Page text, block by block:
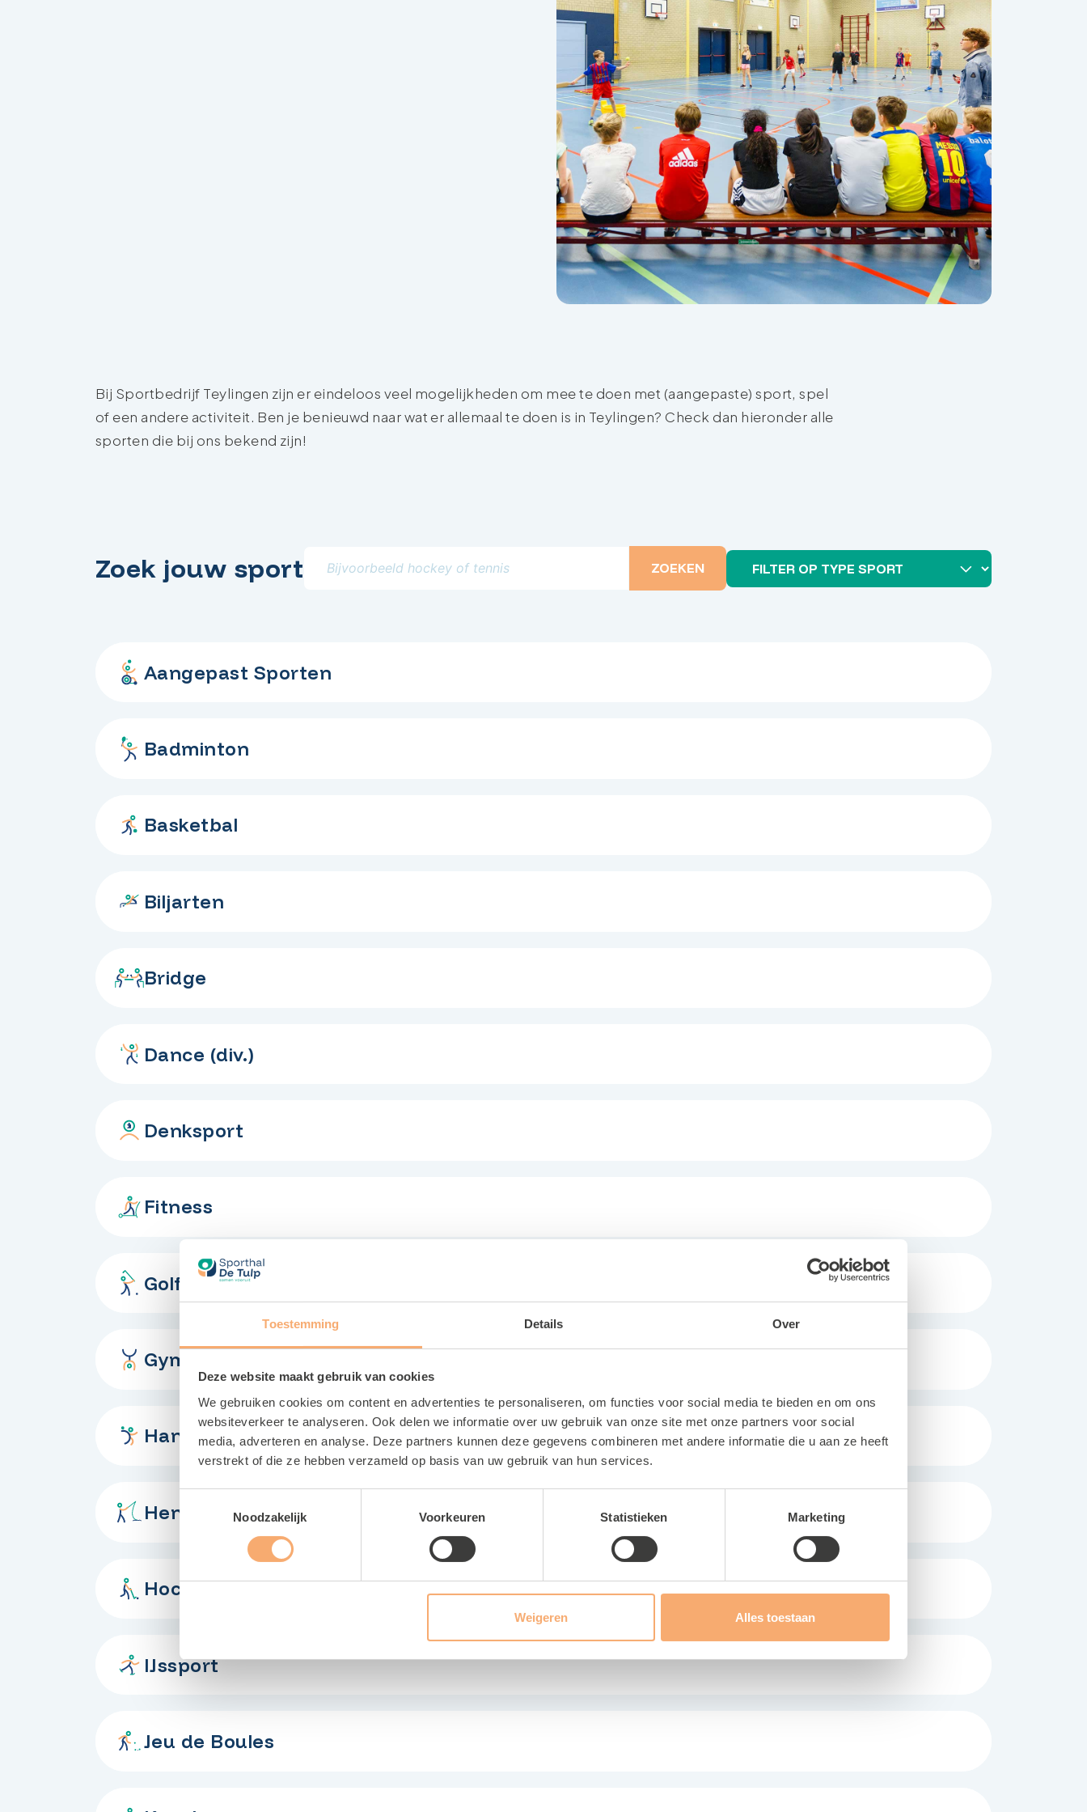
Toestemming Details Over
Deze website maakt gebruik van cookies
We gebruiken cookies om content en advertenties te personaliseren, om functies voor social media te bieden en om ons
websiteverkeer te analyseren. Ook delen we informatie over uw gebruik van onze site met onze partners voor social
media, adverteren en analyse. Deze partners kunnen deze gegevens combineren met andere informatie die u aan ze heeft
verstrekt of die ze hebben verzameld op basis van uw gebruik van hun services.
Noodzakelijk
Voorkeuren Statistieken Marketing
Weigeren Alles toestaan
Bij Sportbedrijf Teylingen zijn er eindeloos veel mogelijkheden om mee te doen met (aangepaste) sport, spel
of een andere activiteit. Ben je benieuwd naar wat er allemaal te doen is in Teylingen? Check dan hieronder alle
sporten die bij ons bekend zijn!
Zoek jouw sport ZOEKEN
Aangepast Sporten
Badminton
Basketbal
Biljarten
Bridge
Dance (div.)
Denksport
Fitness
Golfen
Gymnastiek
Handbal
Hengelsport
Hockey
IJssport
Jeu de Boules